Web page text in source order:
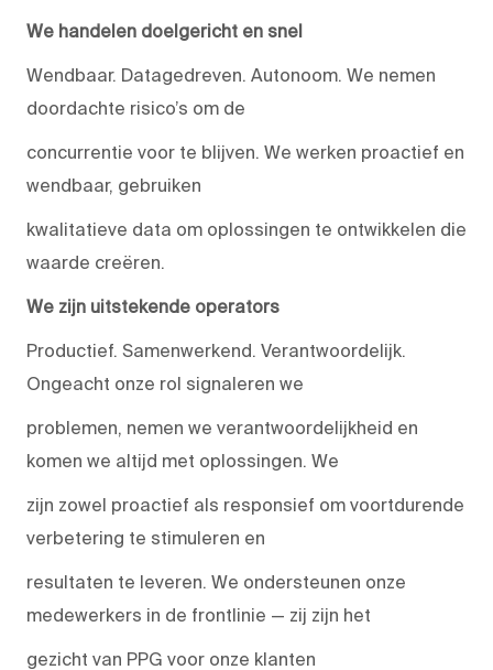
We handelen doelgericht en snel
Wendbaar. Datagedreven. Autonoom. We nemen
doordachte risico’s om de
concurrentie voor te blijven. We werken proactief en
wendbaar, gebruiken
kwalitatieve data om oplossingen te ontwikkelen die
waarde creëren.
We zijn uitstekende operators
Productief. Samenwerkend. Verantwoordelijk.
Ongeacht onze rol signaleren we
problemen, nemen we verantwoordelijkheid en
komen we altijd met oplossingen. We
zijn zowel proactief als responsief om voortdurende
verbetering te stimuleren en
resultaten te leveren. We ondersteunen onze
medewerkers in de frontlinie — zij zijn het
gezicht van PPG voor onze klanten